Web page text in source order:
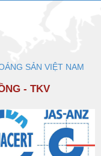
SẢN VIỆT NAM
- TKV